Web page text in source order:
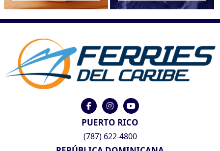
PUERTO RICO
(787) 622-4800